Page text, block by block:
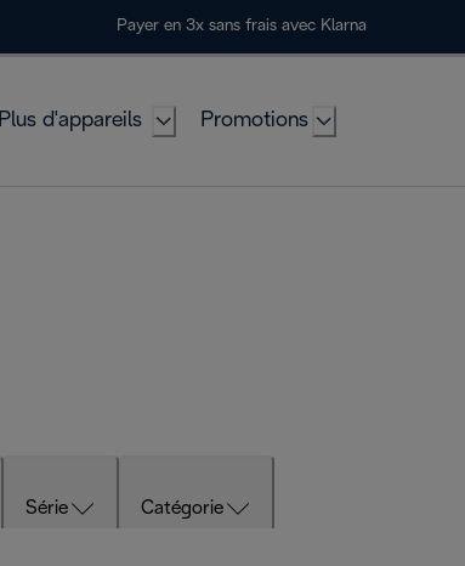
Payer en 3x sans frais avec Klarna
Plus d'appareils Promotions
Série Catégorie